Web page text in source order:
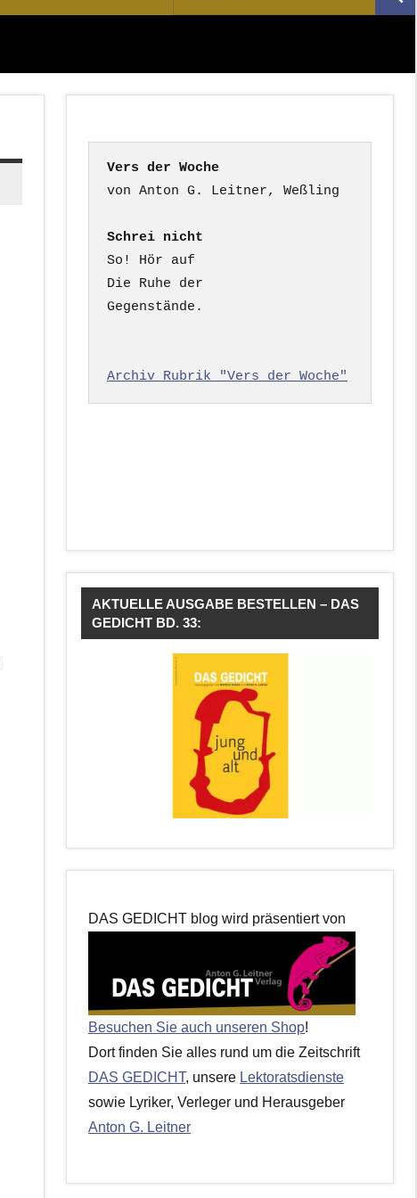
nach:
Vers der Woche
Schrei nicht
So! Hör auf
Die Ruhe der
Gegenstände.
Archiv Rubrik "Vers der Woche"
AKTUELLE AUSGABE BESTELLEN – DAS
GEDICHT BD. 33:
DAS GEDICHT blog wird präsentiert von
Besuchen Sie auch unseren Shop!
Dort finden Sie alles rund um die Zeitschrift
DAS GEDICHT, unsere Lektoratsdienste
sowie Lyriker, Verleger und Herausgeber
Anton G. Leitner